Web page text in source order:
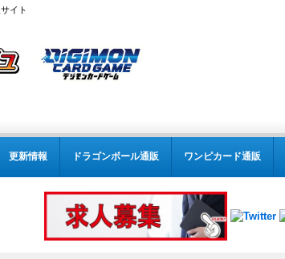
イト
更新情報 ドラゴンボール通販 ワンピカード通販